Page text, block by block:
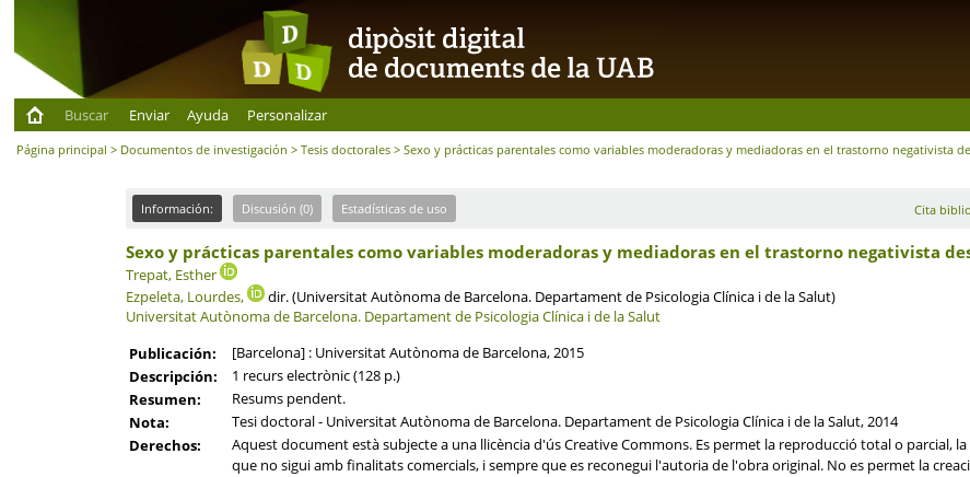
Buscar
Enviar Ayuda Personalizar
Página principal > Documentos de investigación >Tesis doctorales > Sexo y prácticas parentales como variables moderadoras y mediadoras en el trastorno negativista
Información: Discusión (0) Estadísticas de uso Cita
Sexo y prácticas parentales como variables moderadoras y mediadoras en el trastorno negativista
Trepat, Esther
Ezpeleta, Lourdes,
dir. (Universitat Autònoma de Barcelona. Departament de Psicologia Clínica i de la Salut)
Universitat Autònoma de Barcelona. Departament de Psicologia Clínica i de la Salut
Publicación:
[Barcelona] : Universitat Autònoma de Barcelona, 2015
Descripción:
1 recurs electrònic (128 p.)
Resumen:
Resums pendent.
Nota:
Tesi doctoral - Universitat Autònoma de Barcelona. Departament de Psicologia Clínica i de la Salut, 2014
Derechos:
Aquest document està subjecte a una llicència d'ús Creative Commons. Es permet la reproducció total o parcial,
que no sigui amb finalitats comercials, i sempre que es reconegui l'autoria de l'obra original. No es permet la